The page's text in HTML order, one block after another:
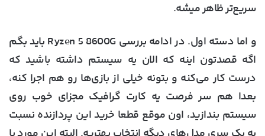
سریع‌تر ظاهر میشه.
و اما دسته اول. در ادامه بررسی Ryzen 5 8600G باید بگم
اگه قصدتون اینه که الان یه سیستم داشته باشید که
درست کار می‌کنه و بتونه خیلی از بازی‌ها رو هم اجرا کنه،
بعدا هم سر فرصت یه کارت گرافیک مجزای خوب روی
سیستم بندازید، اون موقع قطعا خرید این پردازنده نسبت